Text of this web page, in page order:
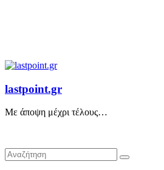
lastpoint.gr
Με άποψη μέχρι τέλους…